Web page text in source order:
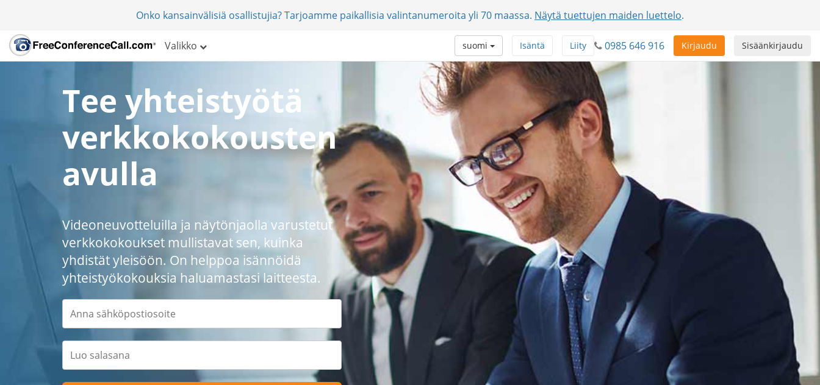
Onko kansainvälisiä osallistujia? Tarjoamme paikallisia valintanumeroita yli 70 maassa. Näytä tuettujen maiden luettelo.
Valikko Sisäänkirjaudu
Kirjaudu
0985 646 916
Liity
Isäntä
suomi
Tee yhteistyötä
verkkokokousten
avulla
Videoneuvotteluilla ja näytönjaolla varustetut
verkkokokoukset mullistavat sen, kuinka
yhdistät yleisöön. On helppoa isännöidä
yhteistyökokouksia haluamastasi laitteesta.